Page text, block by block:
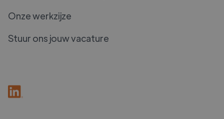
Onze werkzijze
Stuur ons jouw vacature